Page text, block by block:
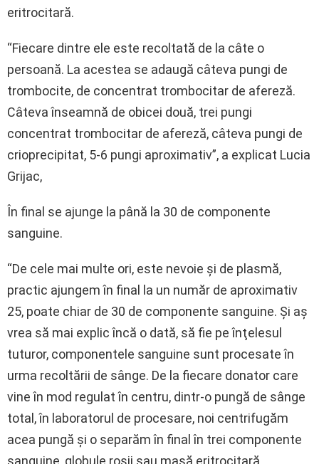
eritrocitară.
“Fiecare dintre ele este recoltată de la câte o
persoană. La acestea se adaugă câteva pungi de
trombocite, de concentrat trombocitar de afereză.
Câteva înseamnă de obicei două, trei pungi
concentrat trombocitar de afereză, câteva pungi de
crioprecipitat, 5-6 pungi aproximativ”, a explicat Lucia
Grijac,
În final se ajunge la până la 30 de componente
sanguine.
“De cele mai multe ori, este nevoie şi de plasmă,
practic ajungem în final la un număr de aproximativ
25, poate chiar de 30 de componente sanguine. Şi aş
vrea să mai explic încă o dată, să fie pe înţelesul
tuturor, componentele sanguine sunt procesate în
urma recoltării de sânge. De la fiecare donator care
vine în mod regulat în centru, dintr-o pungă de sânge
total, în laboratorul de procesare, noi centrifugăm
acea pungă şi o separăm în final în trei componente
sanguine, globule roşii sau masă eritrocitară,